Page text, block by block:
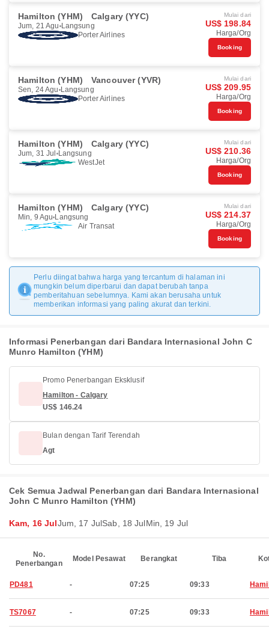
Hamilton (YHM) Calgary (YYC)
Jum, 21 Agu Langsung
Porter Airlines
Mulai dari
US$ 198.84
Harga/Org
Booking
Hamilton (YHM) Vancouver (YVR)
Sen, 24 Agu Langsung
Porter Airlines
Mulai dari
US$ 209.95
Harga/Org
Booking
Hamilton (YHM) Calgary (YYC)
Jum, 31 Jul Langsung
WestJet
Mulai dari
US$ 210.36
Harga/Org
Booking
Hamilton (YHM) Calgary (YYC)
Min, 9 Agu Langsung
Air Transat
Mulai dari
US$ 214.37
Harga/Org
Booking
Perlu diingat bahwa harga yang tercantum di halaman ini
mungkin belum diperbarui dan dapat berubah tanpa
pemberitahuan sebelumnya. Kami akan berusaha untuk
memberikan informasi yang paling akurat dan terkini.
Informasi Penerbangan dari Bandara Internasional John C
Munro Hamilton (YHM)
Promo Penerbangan Eksklusif
Hamilton - Calgary
US$ 146.24
Bulan dengan Tarif Terendah
Agt
Cek Semua Jadwal Penerbangan dari Bandara Internasional
John C Munro Hamilton (YHM)
Kam, 16 JulJum, 17 JulSab, 18 JulMin, 19 Jul
No.
Penerbangan
Model Pesawat Berangkat Tiba
PD481 - 07:25 09:33
TS7067 - 07:25 09:33